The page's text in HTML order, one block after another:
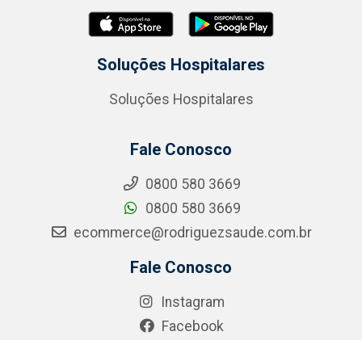
Soluções Hospitalares
Soluções Hospitalares
Fale Conosco
0800 580 3669
0800 580 3669
ecommerce@rodriguezsaude.com.br
Fale Conosco
Instagram
Facebook